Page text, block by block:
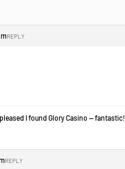
REPLY
pleased I found Glory Casino — fantastic!
REPLY